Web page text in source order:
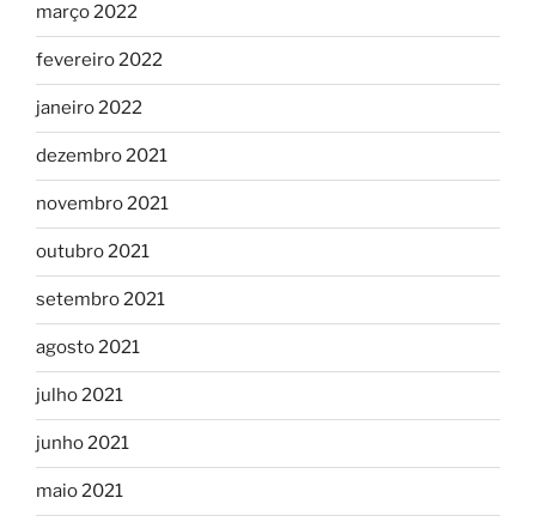
março 2022
fevereiro 2022
janeiro 2022
dezembro 2021
novembro 2021
outubro 2021
setembro 2021
agosto 2021
julho 2021
junho 2021
maio 2021